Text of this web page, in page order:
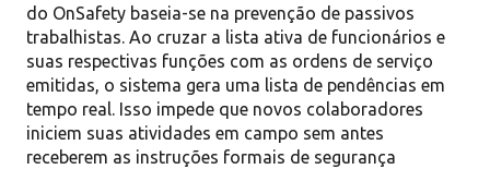
do OnSafety baseia-se na prevenção de passivos
trabalhistas. Ao cruzar a lista ativa de funcionários e
suas respectivas funções com as ordens de serviço
emitidas, o sistema gera uma lista de pendências em
tempo real. Isso impede que novos colaboradores
iniciem suas atividades em campo sem antes
receberem as instruções formais de segurança